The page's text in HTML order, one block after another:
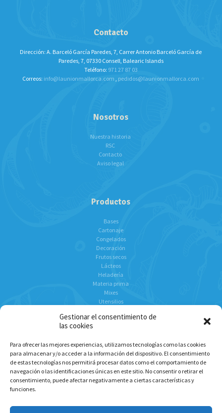
Gestionar el consentimiento de
las cookies
Para ofrecer las mejores experiencias, utilizamos tecnologías como las cookies
para almacenar y/o acceder a la información del dispositivo. El consentimiento
de estas tecnologías nos permitirá procesar datos como el comportamiento de
navegación o las identificaciones únicas en este sitio. No consentir o retirar el
consentimiento, puede afectar negativamente a ciertas características y
funciones.
Contacto
Dirección: A. Barceló García Paredes, 7, Carrer Antonio Barceló García de
Paredes, 7, 07330 Consell, Balearic Islands
Teléfono: 971 27 87 03
Correos: info@launionmallorca.com pedidos@launionmallorca.com
Nosotros
Nuestra historia
RSC
Contacto
Aviso legal
Productos
Bases
Cartonaje
Congelados
Decoración
Frutos secos
Lácteos
Heladería
Materia prima
Mixes
Utensilios
Social
Instagram
Facebook